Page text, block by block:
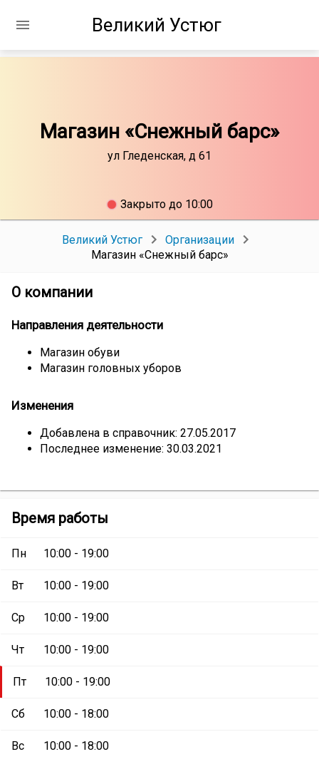
Великий Устюг
Магазин «Снежный барс»
ул Гледенская, д 61
Закрыто до 10:00
Великий Устюг
Организации
Магазин «Снежный барс»
О компании
Направления деятельности
Магазин обуви
Магазин головных уборов
Изменения
Добавлена в справочник: 27.05.2017
Последнее изменение: 30.03.2021
Время работы
барс»
Пн 10:00 - 19:00
Вт 10:00 - 19:00
Ср 10:00 - 19:00
Чт 10:00 - 19:00
Пт 10:00 - 19:00
Сб 10:00 - 18:00
Вс 10:00 - 18:00